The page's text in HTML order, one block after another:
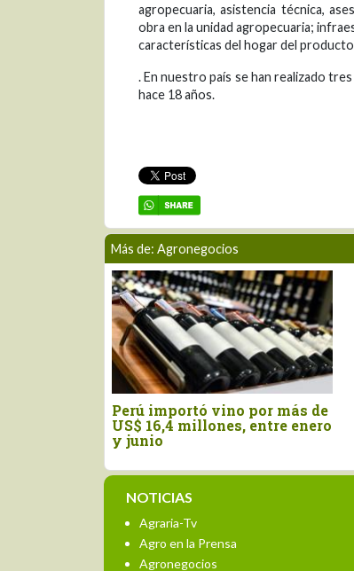
agropecuaria, asistencia técnica,
obra en la unidad agropecuaria;
características del hogar del
. En nuestro país se han realizado
hace 18 años.
Más de: Agronegocios
Perú importó vino por más de
US$ 16,4 millones, entre enero
y junio
NOTICIAS
Agraria-Tv
Agro en la Prensa
Agronegocios